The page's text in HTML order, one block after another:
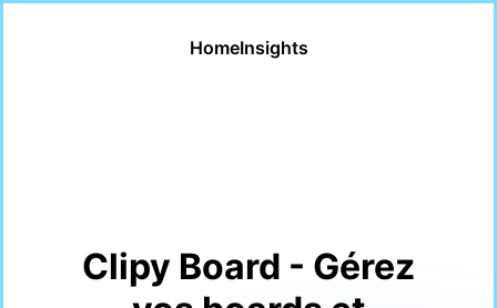
HomeInsights
Clipy Board - Gérez